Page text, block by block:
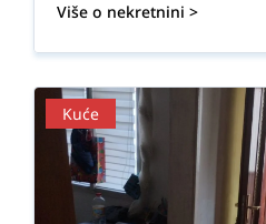
Više o nekretnini >
Kuće